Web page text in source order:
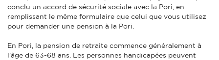
conclu un accord de sécurité sociale avec la Pori, en
remplissant le même formulaire que celui que vous utilisez
pour demander une pension à la Pori.
En Pori, la pension de retraite commence généralement à
l'âge de 63-68 ans. Les personnes handicapées peuvent